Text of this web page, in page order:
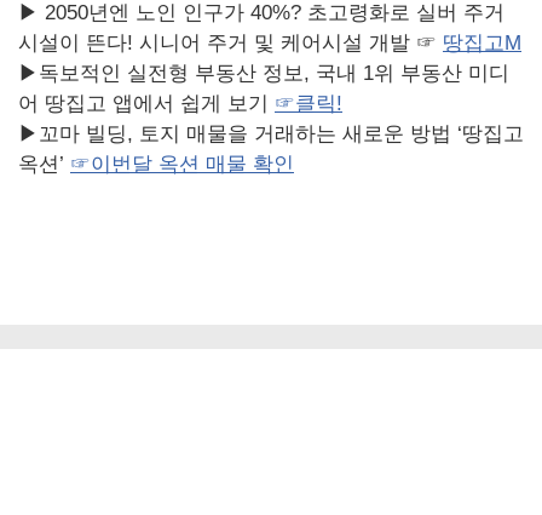
▶ 2050년엔 노인 인구가 40%? 초고령화로 실버 주거
시설이 뜬다! 시니어 주거 및 케어시설 개발 ☞ 땅집고M
▶독보적인 실전형 부동산 정보, 국내 1위 부동산 미디
어 땅집고 앱에서 쉽게 보기 ☞클릭!
▶꼬마 빌딩, 토지 매물을 거래하는 새로운 방법 ‘땅집고
옥션’ ☞이번달 옥션 매물 확인